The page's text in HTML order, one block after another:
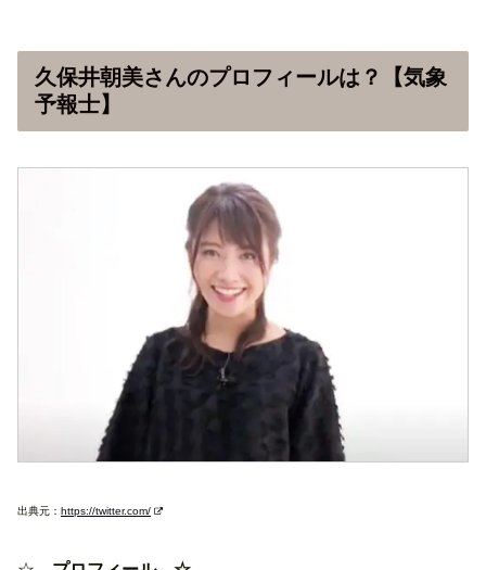
久保井朝美さんのプロフィールは？【気象
予報士】
出典元： https://twitter.com/